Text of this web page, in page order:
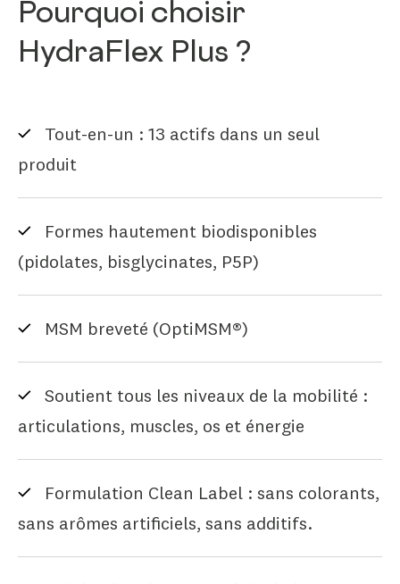
Pourquoi choisir
HydraFlex Plus ?
Tout-en-un : 13 actifs dans un seul
produit
Formes hautement biodisponibles
(pidolates, bisglycinates, P5P)
MSM breveté (OptiMSM®)
Soutient tous les niveaux de la mobilité :
articulations, muscles, os et énergie
Formulation Clean Label : sans colorants,
sans arômes artificiels, sans additifs.